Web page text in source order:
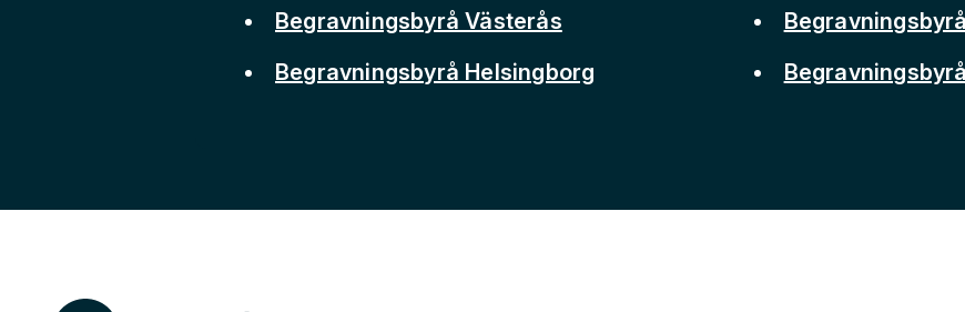
Begravningsbyrå Västerås
Begravningsbyrå Helsingborg